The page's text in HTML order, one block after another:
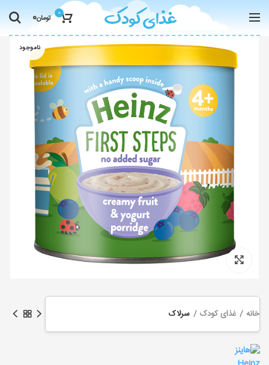
0 تومان0
ناموجود
Click to enlarge
خانه غذای کودک سرلاک